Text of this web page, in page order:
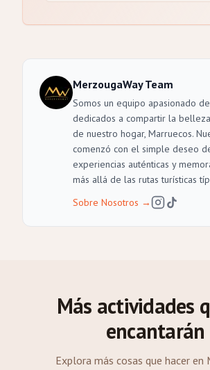
MerzougaWay Team
Somos un equipo apasionado
dedicados a compartir la
de nuestro hogar, Marruecos.
comenzó con el simple deseo
experiencias auténticas y
más allá de las rutas turísticas
Sobre Nosotros →
Más actividades
encantarán
Explora más cosas que hacer en